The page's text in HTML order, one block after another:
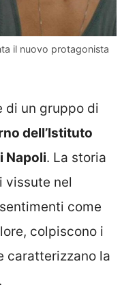
il nuovo protagonista
di un gruppo di
dell’Istituto
Napoli. La storia
vissute nel
come
colpiscono i
caratterizzano la